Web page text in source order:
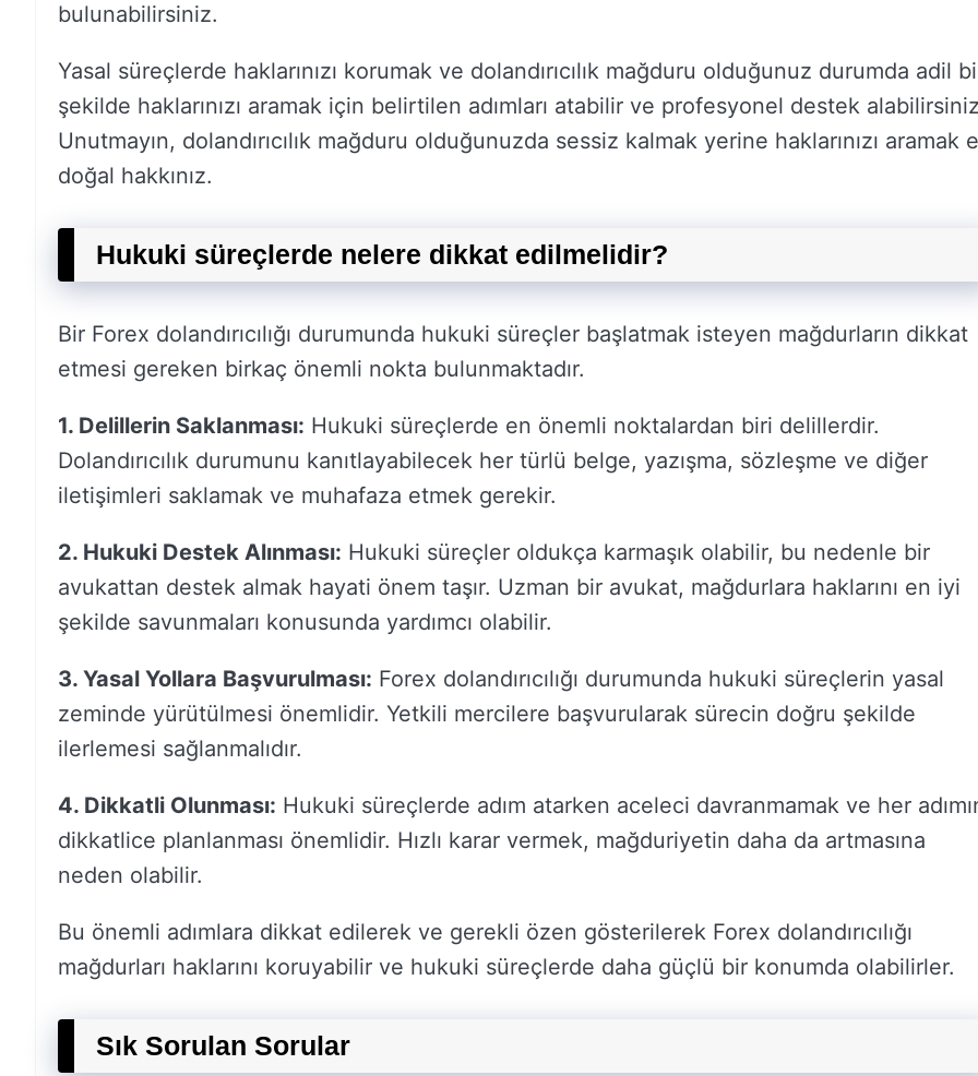
bulunabilirsiniz.
Yasal süreçlerde haklarınızı korumak ve dolandırıcılık mağduru olduğunuz durumda adil
şekilde haklarınızı aramak için belirtilen adımları atabilir ve profesyonel destek
Unutmayın, dolandırıcılık mağduru olduğunuzda sessiz kalmak yerine haklarınızı aramak
doğal hakkınız.
Hukuki süreçlerde nelere dikkat edilmelidir?
Bir Forex dolandırıcılığı durumunda hukuki süreçler başlatmak isteyen mağdurların dikkat
etmesi gereken birkaç önemli nokta bulunmaktadır.
1. Delillerin Saklanması: Hukuki süreçlerde en önemli noktalardan biri delillerdir.
Dolandırıcılık durumunu kanıtlayabilecek her türlü belge, yazışma, sözleşme ve diğer
iletişimleri saklamak ve muhafaza etmek gerekir.
2. Hukuki Destek Alınması: Hukuki süreçler oldukça karmaşık olabilir, bu nedenle bir
avukattan destek almak hayati önem taşır. Uzman bir avukat, mağdurlara haklarını en iyi
şekilde savunmaları konusunda yardımcı olabilir.
3. Yasal Yollara Başvurulması: Forex dolandırıcılığı durumunda hukuki süreçlerin yasal
zeminde yürütülmesi önemlidir. Yetkili mercilere başvurularak sürecin doğru şekilde
ilerlemesi sağlanmalıdır.
4. Dikkatli Olunması: Hukuki süreçlerde adım atarken aceleci davranmamak ve her
dikkatlice planlanması önemlidir. Hızlı karar vermek, mağduriyetin daha da artmasına
neden olabilir.
Bu önemli adımlara dikkat edilerek ve gerekli özen gösterilerek Forex dolandırıcılığı
mağdurları haklarını koruyabilir ve hukuki süreçlerde daha güçlü bir konumda olabilirler.
Sık Sorulan Sorular